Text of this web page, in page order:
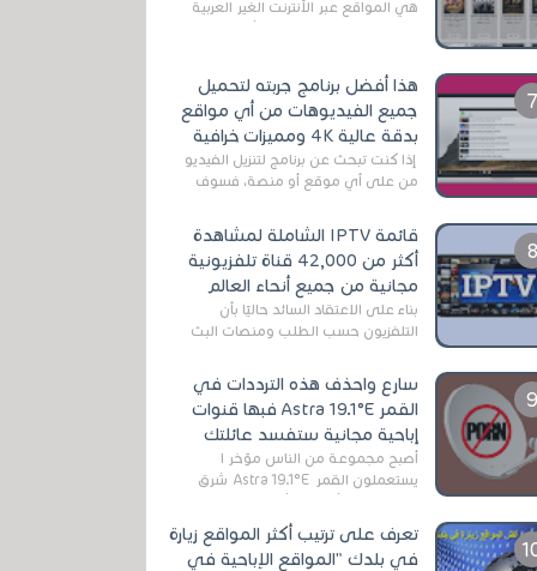
هي المواقع عبر الأنترنت الغير العربية
التي تقدم خدمة تحميل الأفلام على
هذا أفضل برنامج جربته لتحميل
جميع الفيديوهات من أي مواقع
بدقة عالية 4K ومميزات خرافية
إذا كنت تبحث عن برنامج لتنزيل الفيديو
من على أي موقع أو منصة، فسوف
الخاصة بالبرامج والتطبيقات في هذا
المج...
قائمة IPTV الشاملة لمشاهدة
أكثر من 42,000 قناة تلفزيونية
مجانية من جميع أنحاء العالم
بناءً على الاعتقاد السائد حاليًا بأن
التلفزيون حسب الطلب ومنصات البث
سارع واحذف هذه الترددات في
القمر Astra 19.1°E فبها قنوات
إباحية مجانية ستفسد عائلتك
أصبح مجموعة من الناس مؤخر ا
يستعملون القمر Astra 19.1°E شرق
قنوات مميزة جدا تنقل العديد من البرامج
اله...
تعرف على ترتيب أكثر المواقع زيارة
في بلدك "المواقع الإباحية في